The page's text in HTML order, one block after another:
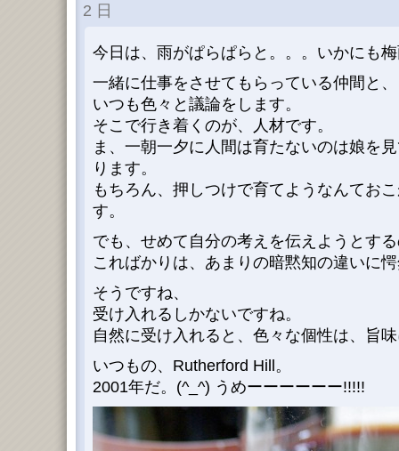
2 日
今日は、雨がぱらぱらと。。。いかにも
一緒に仕事をさせてもらっている仲間と、
いつも色々と議論をします。
そこで行き着くのが、人材です。
ま、一朝一夕に人間は育たないのは娘を
ります。
もちろん、押しつけで育てようなんてお
す。
でも、せめて自分の考えを伝えようとす
こればかりは、あまりの暗黙知の違いに
そうですね、
受け入れるしかないですね。
自然に受け入れると、色々な個性は、旨
いつもの、Rutherford Hill。
2001年だ。(^_^) うめーーーーーー!!!!!